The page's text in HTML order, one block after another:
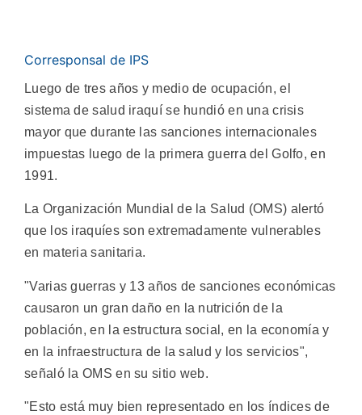
Corresponsal de IPS
Luego de tres años y medio de ocupación, el
sistema de salud iraquí se hundió en una crisis
mayor que durante las sanciones internacionales
impuestas luego de la primera guerra del Golfo, en
1991.
La Organización Mundial de la Salud (OMS) alertó
que los iraquíes son extremadamente vulnerables
en materia sanitaria.
"Varias guerras y 13 años de sanciones económicas
causaron un gran daño en la nutrición de la
población, en la estructura social, en la economía y
en la infraestructura de la salud y los servicios",
señaló la OMS en su sitio web.
"Esto está muy bien representado en los índices de